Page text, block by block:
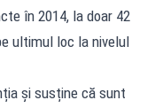
în 2014, la doar 42
ultimul loc la nivelul
și susține că sunt